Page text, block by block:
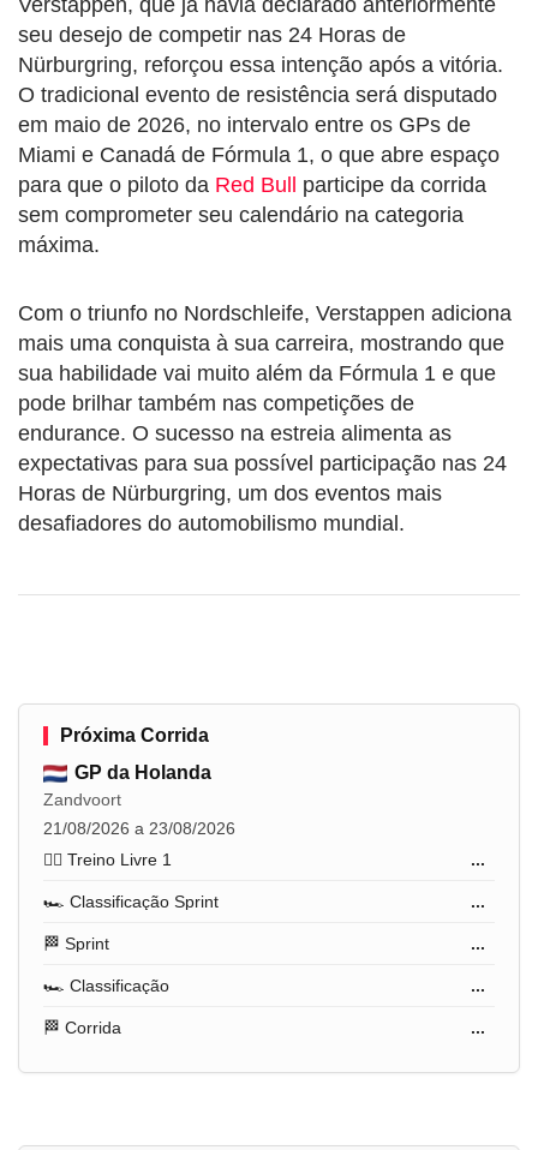
Verstappen, que já havia declarado anteriormente
seu desejo de competir nas 24 Horas de
Nürburgring, reforçou essa intenção após a vitória.
O tradicional evento de resistência será disputado
em maio de 2026, no intervalo entre os GPs de
Miami e Canadá de Fórmula 1, o que abre espaço
para que o piloto da Red Bull
participe da corrida
sem comprometer seu calendário na categoria
máxima.
Com o triunfo no Nordschleife, Verstappen adiciona
mais uma conquista à sua carreira, mostrando que
sua habilidade vai muito além da Fórmula 1 e que
pode brilhar também nas competições de
endurance. O sucesso na estreia alimenta as
expectativas para sua possível participação nas 24
Horas de Nürburgring, um dos eventos mais
desafiadores do automobilismo mundial.
Próxima Corrida
GP da Holanda
Zandvoort
21/08/2026 a 23/08/2026
🏋️‍♂️ Treino Livre 1
...
🏎️ Classificação Sprint ...
🏁 Sprint ...
🏎️ Classificação ...
🏁 Corrida ...